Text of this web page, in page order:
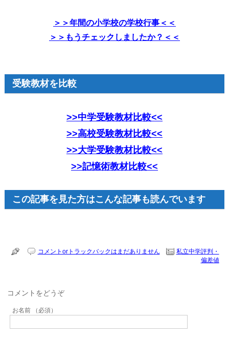
＞＞年間の小学校の学校行事＜＜
＞＞もうチェックしましたか？＜＜
受験教材を比較
>>中学受験教材比較<<
>>高校受験教材比較<<
>>大学受験教材比較<<
>>記憶術教材比較<<
この記事を見た方はこんな記事も読んでいます
コメントorトラックバックはまだありません
私立中学評判・
偏差値
コメントをどうぞ
お名前 （必須）